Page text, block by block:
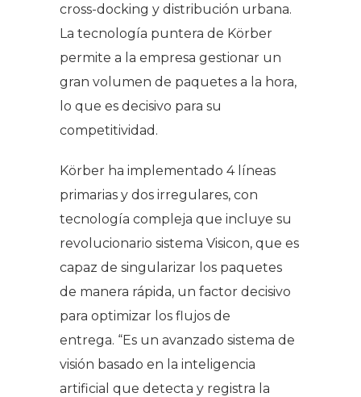
cross-docking y distribución urbana.
La tecnología puntera de Körber
permite a la empresa gestionar un
gran volumen de paquetes a la hora,
lo que es decisivo para su
competitividad.
Körber ha implementado 4 líneas
primarias y dos irregulares, con
tecnología compleja que incluye su
revolucionario sistema Visicon, que es
capaz de singularizar los paquetes
de manera rápida, un factor decisivo
para optimizar los flujos de
entrega. “Es un avanzado sistema de
visión basado en la inteligencia
artificial que detecta y registra la